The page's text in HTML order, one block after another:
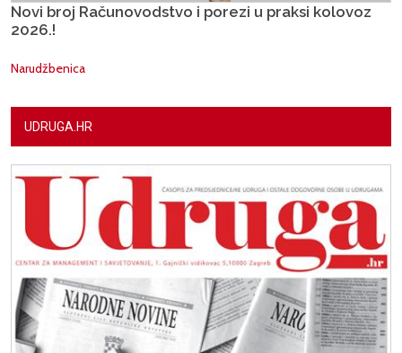
Novi broj Računovodstvo i porezi u praksi kolovoz
2026.!
Narudžbenica
UDRUGA.HR